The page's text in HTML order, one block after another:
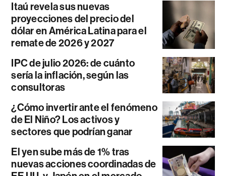
Itaú revela sus nuevas
proyecciones del precio del
dólar en América Latina para el
remate de 2026 y 2027
IPC de julio 2026: de cuánto
sería la inflación, según las
consultoras
¿Cómo invertir ante el fenómeno
de El Niño? Los activos y
sectores que podrían ganar
El yen sube más de 1% tras
nuevas acciones coordinadas de